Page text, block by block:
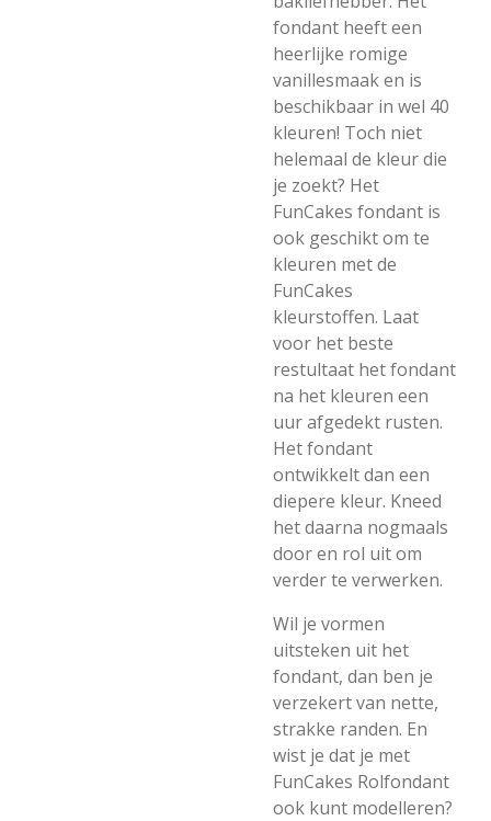
fondant heeft een
heerlijke romige
vanillesmaak en is
beschikbaar in wel 40
kleuren! Toch niet
helemaal de kleur die
je zoekt? Het
FunCakes fondant is
ook geschikt om te
kleuren met de
FunCakes
kleurstoffen. Laat
voor het beste
restultaat het fondant
na het kleuren een
uur afgedekt rusten.
Het fondant
ontwikkelt dan een
diepere kleur. Kneed
het daarna nogmaals
door en rol uit om
verder te verwerken.
Wil je vormen
uitsteken uit het
fondant, dan ben je
verzekert van nette,
strakke randen. En
wist je dat je met
FunCakes Rolfondant
ook kunt modelleren?